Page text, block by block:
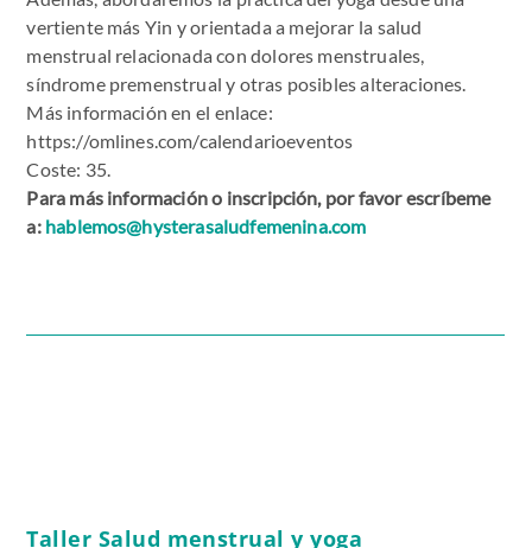
vertiente más Yin y orientada a mejorar la salud
menstrual relacionada con dolores menstruales,
síndrome premenstrual y otras posibles alteraciones.
Más información en el enlace:
https://omlines.com/calendarioeventos
Coste: 35.
Para más información o inscripción, por favor escríbeme
a: hablemos@hysterasaludfemenina.com
Taller Salud menstrual y yoga